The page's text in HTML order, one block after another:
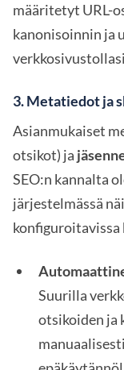
määritetyt URL-
kanonisoinnin ja
3.Metatiedot ja
Asianmukaiset
otsikot) ja
SEO:n kannalta
järjestelmässä
Suurilla
otsikoiden ja